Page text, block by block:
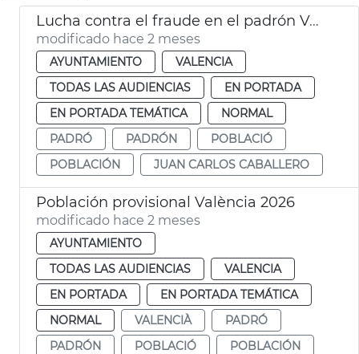
Lucha contra el fraude en el padrón València
modificado hace 2 meses
AYUNTAMIENTO
VALENCIA
TODAS LAS AUDIENCIAS
EN PORTADA
EN PORTADA TEMÁTICA
NORMAL
PADRÓ
PADRÓN
POBLACIÓ
POBLACIÓN
JUAN CARLOS CABALLERO
Población provisional València 2026
modificado hace 2 meses
AYUNTAMIENTO
TODAS LAS AUDIENCIAS
VALENCIA
EN PORTADA
EN PORTADA TEMÁTICA
NORMAL
VALENCIÀ
PADRÓ
PADRÓN
POBLACIÓ POBLACIÓN